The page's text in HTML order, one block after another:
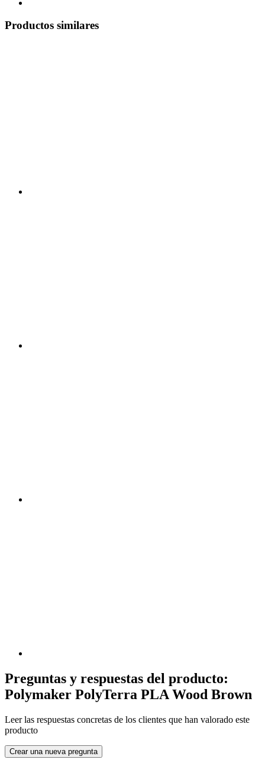
Productos similares
Preguntas y respuestas del producto:
Polymaker PolyTerra PLA Wood Brown
Leer las respuestas concretas de los clientes que han valorado este
producto
Crear una nueva pregunta